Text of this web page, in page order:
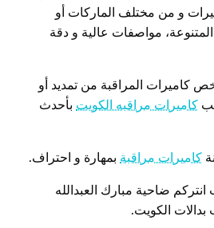
و من مختلف الماركات أو
المتنوعة، مواصفات عالية و دقة
كاميرات المراقبة من تمديد أو
كاميرات مراقبه الكويت بأحدث
كاميرات مراقبة بمهارة و احتراف.
ضاحية مبارك العبدالله
بدالات الكويت.